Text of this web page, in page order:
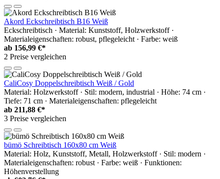
Akord Eckschreibtisch B16 Weiß
Eckschreibtisch · Material: Kunststoff, Holzwerkstoff ·
Materialeigenschaften: robust, pflegeleicht · Farbe: weiß
ab 156,99 €*
2 Preise vergleichen
CaliCosy Doppelschreibtisch Weiß / Gold
Material: Holzwerkstoff · Stil: modern, industrial · Höhe: 74 cm ·
Tiefe: 71 cm · Materialeigenschaften: pflegeleicht
ab 211,88 €*
3 Preise vergleichen
bümö Schreibtisch 160x80 cm Weiß
Material: Holz, Kunststoff, Metall, Holzwerkstoff · Stil: modern ·
Materialeigenschaften: robust · Farbe: weiß · Funktionen:
Höhenverstellung